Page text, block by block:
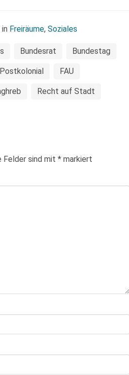
Freiräume, Soziales
Bundesrat Bundestag
FAU
Recht auf Stadt
Felder sind mit * markiert